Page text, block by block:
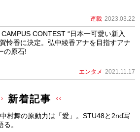
連載 2023.03.22
CONTEST “日本一可愛い新入
怜香に決定。弘中綾香アナを目指すアナ
の原石!
エンタメ 2021.11.17
新着記事
村舞の原動力は「愛」。STU48と2nd写
。